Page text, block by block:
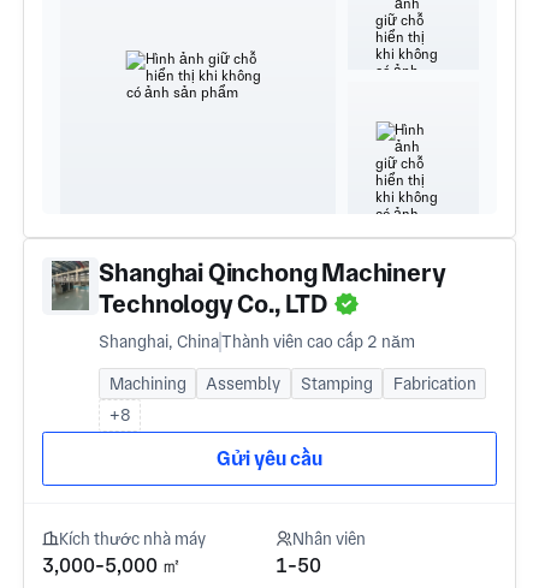
Shanghai Qinchong Machinery
Technology Co., LTD
Shanghai, ChinaThành viên cao cấp 2 năm
Machining Assembly Stamping
Fabrication
+8
Gửi yêu cầu
Kích thước nhà máy
3,000-5,000 ㎡
Nhân viên
1-50